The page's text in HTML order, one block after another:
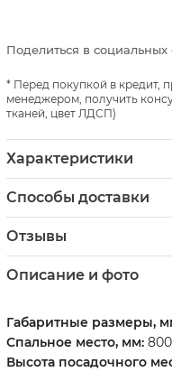
Поделиться в социальных
Перед покупкой в кредит,
менеджером, получить
тканей, цвет ЛДСП)
Характеристики
Способы доставки
Отзывы
Описание и фото
Габаритные размеры,
Спальное место, мм:
Высота посадочного